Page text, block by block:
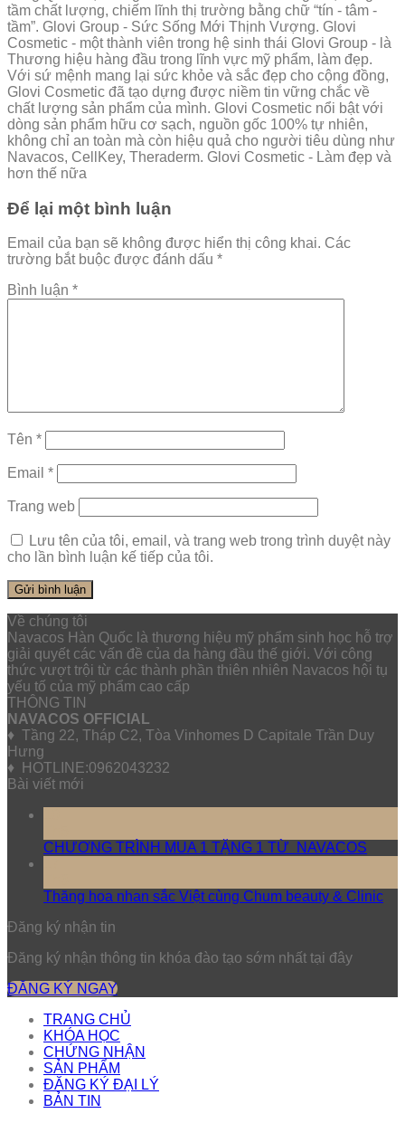
tầm chất lượng, chiếm lĩnh thị trường bằng chữ “tín - tâm -
tầm”. Glovi Group - Sức Sống Mới Thịnh Vượng. Glovi
Cosmetic - một thành viên trong hệ sinh thái Glovi Group - là
Thương hiệu hàng đầu trong lĩnh vực mỹ phẩm, làm đẹp.
Với sứ mệnh mang lại sức khỏe và sắc đẹp cho cộng đồng,
Glovi Cosmetic đã tạo dựng được niềm tin vững chắc về
chất lượng sản phẩm của mình. Glovi Cosmetic nổi bật với
dòng sản phẩm hữu cơ sạch, nguồn gốc 100% tự nhiên,
không chỉ an toàn mà còn hiệu quả cho người tiêu dùng như
Navacos, CellKey, Theraderm. Glovi Cosmetic - Làm đẹp và
hơn thế nữa
Để lại một bình luận
Email của bạn sẽ không được hiển thị công khai. Các
trường bắt buộc được đánh dấu *
Bình luận *
Tên *
Email *
Trang web
Lưu tên của tôi, email, và trang web trong trình duyệt này
cho lần bình luận kế tiếp của tôi.
Về chúng tôi
Navacos Hàn Quốc là thương hiệu mỹ phẩm sinh học hỗ trợ
giải quyết các vấn đề của da hàng đầu thế giới. Với công
thức vượt trội từ các thành phần thiên nhiên Navacos hội tụ
yếu tố của mỹ phẩm cao cấp
THÔNG TIN
NAVACOS OFFICIAL
♦ Tầng 22, Tháp C2, Tòa Vinhomes D Capitale Trần Duy
Hưng
♦ HOTLINE:0962043232
Bài viết mới
CHƯƠNG TRÌNH MUA 1 TẶNG 1 TỪ NAVACOS
Thăng hoa nhan sắc Việt cùng Chum beauty & Clinic
Đăng ký nhận tin
Đăng ký nhận thông tin khóa đào tạo sớm nhất tại đây
ĐĂNG KÝ NGAY
TRANG CHỦ
KHÓA HỌC
CHỨNG NHẬN
SẢN PHẨM
ĐĂNG KÝ ĐẠI LÝ
BẢN TIN